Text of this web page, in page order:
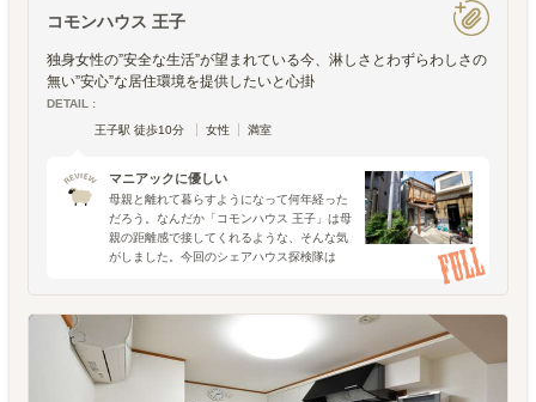
コモンハウス 王子
独身女性の”安全な生活”が望まれている今、淋しさとわずらわしさの
無い”安心”な居住環境を提供したいと心掛
DETAIL :
王子駅 徒歩10分
女性 満室
マニアックに優しい
母親と離れて暮らすようになって何年経った
だろう。なんだか「コモンハウス 王子」は母
親の距離感で接してくれるような、そんな気
がしました。今回のシェアハウス探検隊は
アハウスマニアだとしたら、運営管理する
「エスエムシーサービ